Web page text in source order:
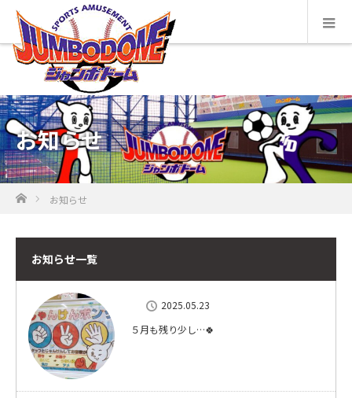
お知らせ
ホームお知らせ
お知らせ一覧
2025.05.23
５月も残り少し…🍀